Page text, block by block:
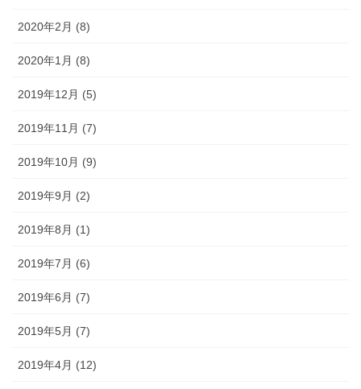
2020年2月 (8)
2020年1月 (8)
2019年12月 (5)
2019年11月 (7)
2019年10月 (9)
2019年9月 (2)
2019年8月 (1)
2019年7月 (6)
2019年6月 (7)
2019年5月 (7)
2019年4月 (12)